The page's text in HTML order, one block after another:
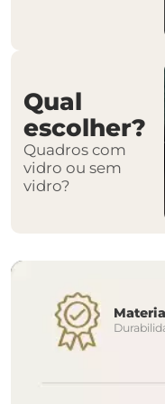
Qual
escolher?
Quadros com
vidro ou sem
vidro?